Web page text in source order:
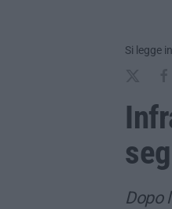
Si legge
Dopo